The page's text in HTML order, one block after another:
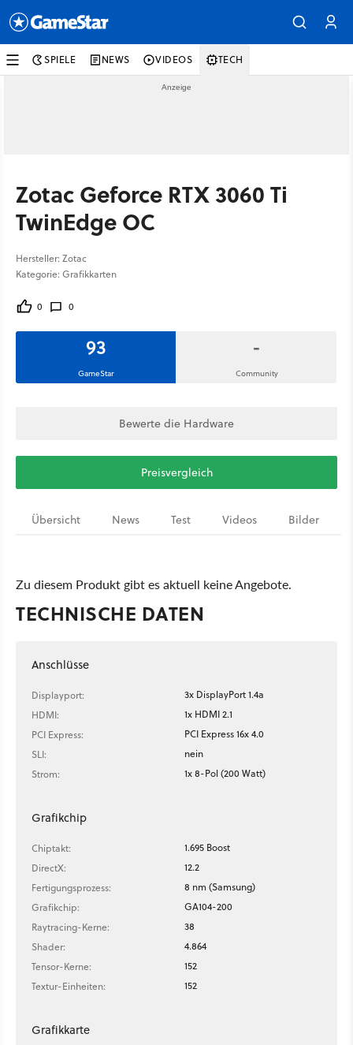
SPIELE NEWS VIDEOS TECH
Zotac Geforce RTX 3060 Ti
TwinEdge OC
Hersteller: Zotac
Kategorie: Grafikkarten
0 0
93
GameStar
-
Community
Bewerte die Hardware
Preisvergleich
Übersicht News Test Videos Bilder
Zu diesem Produkt gibt es aktuell keine Angebote.
TECHNISCHE DATEN
Anschlüsse
Displayport:
3x DisplayPort 1.4a
HDMI:
1x HDMI 2.1
PCI Express:
PCI Express 16x 4.0
SLI:
nein
Strom:
1x 8-Pol (200 Watt)
Grafikchip
Chiptakt:
1.695 Boost
DirectX:
12.2
Fertigungsprozess:
8 nm (Samsung)
Grafikchip:
GA104-200
Raytracing-Kerne:
38
Shader:
4.864
Tensor-Kerne:
152
Textur-Einheiten:
152
Grafikkarte